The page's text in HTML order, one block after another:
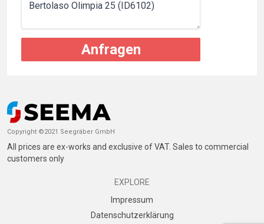
Anfragen
Copyright ©2021 Seegräber GmbH
All prices are ex-works and exclusive of VAT. Sales to commercial
customers only
EXPLORE
Impressum
Datenschutzerklärung